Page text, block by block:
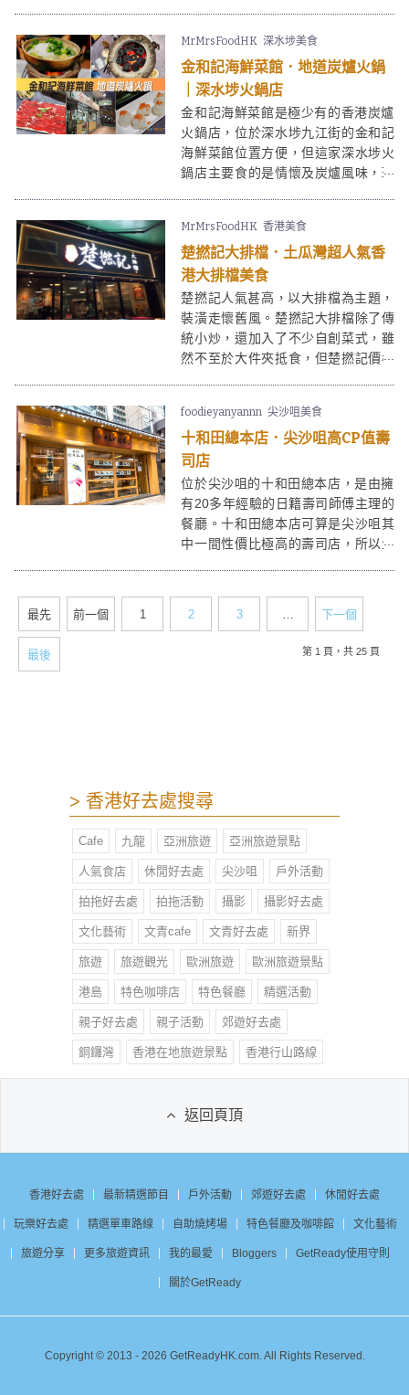
氣的啟德保齡球場，勢成啟德買食玩
最新熱點！
MrMrsFoodHK 深水埗美食
金和記海鮮菜館．地道炭爐火鍋
｜深水埗火鍋店
金和記海鮮菜館是極少有的香港炭爐
火鍋店，位於深水埗九江街的金和記
海鮮菜館位置方便，但這家深水埗火
鍋店主要食的是情懷及炭爐風味，環
港買少見少，加上金和記海鮮菜館用
料頗新鮮，價格合理，未到冬天，已
經有不少人相約「圍爐」呢。
MrMrsFoodHK 香港美食
楚撚記大排檔．土瓜灣超人氣香
港大排檔美食
楚撚記人氣甚高，以大排檔為主題，
裝潢走懷舊風。楚撚記大排檔除了傳
統小炒，還加入了不少自創菜式，雖
然不至於大件夾抵食，但楚撚記價格
foodieyanyannn 尖沙咀美食
十和田總本店．尖沙咀高CP值壽
司店
位於尖沙咀的十和田總本店，是由擁
有20多年經驗的日籍壽司師傅主理的
餐廳。十和田總本店可算是尖沙咀其
中一間性價比極高的壽司店，所以生
最先 前一個 1 2 3 … 下一個
最後 第 1 頁，共 25 頁
> 香港好去處搜尋
Cafe 九龍 亞洲旅遊 亞洲旅遊景點
人氣食店 休閒好去處 尖沙咀 戶外活動
拍拖好去處 拍拖活動 攝影 攝影好去處
文化藝術 文青cafe 文青好去處 新界
旅遊 旅遊觀光 歐洲旅遊 歐洲旅遊景點
港島 特色咖啡店 特色餐廳 精選活動
親子好去處 親子活動 郊遊好去處
銅鑼灣 香港在地旅遊景點 香港行山路線
返回頁頂
香港好去處 最新精選節目 戶外活動 郊遊好去處 休閒好去處
玩樂好去處 精選單車路線 自助燒烤場 特色餐廳及咖啡館 文化藝術
旅遊分享 更多旅遊資訊 我的最愛 Bloggers GetReady使用守則
關於GetReady
Copyright © 2013 - 2026 GetReadyHK.com. All Rights Reserved.